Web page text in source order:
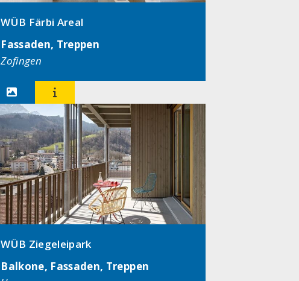
WÜB Färbi Areal
Fassaden, Treppen
Zofingen
 
WÜB Ziegeleipark
Balkone, Fassaden, Treppen